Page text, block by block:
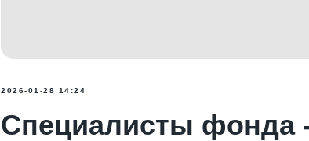
2026-01-28 14:24
Специалисты фонда